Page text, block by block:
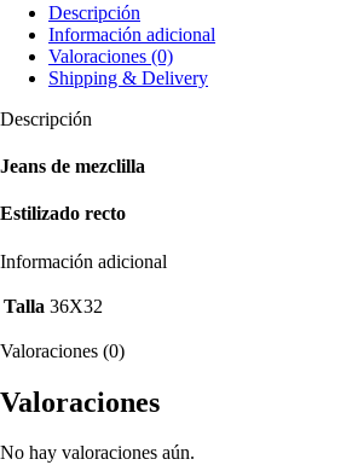
Descripción
Información adicional
Valoraciones (0)
Shipping & Delivery
Descripción
Jeans de mezclilla
Estilizado recto
Información adicional
Talla 36X32
Valoraciones (0)
Valoraciones
No hay valoraciones aún.